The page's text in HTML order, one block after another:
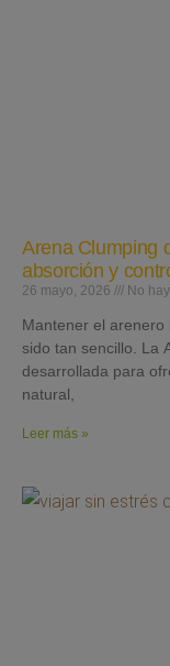
Arena Clumping
absorción y
26 mayo, 2026 No
Mantener el
sido tan sencillo. La
desarrollada para
natural,
Leer más »